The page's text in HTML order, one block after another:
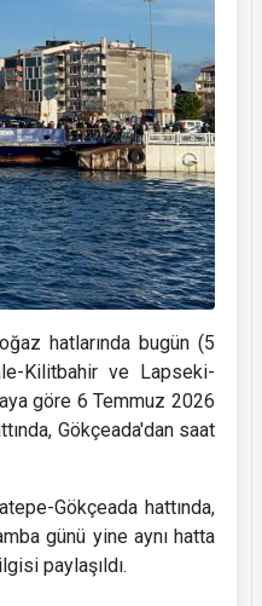
hatlarında bugün (5
Kilitbahir ve Lapseki-
göre 6 Temmuz 2026
Gökçeada'dan saat
Gökçeada hattında,
günü yine aynı hatta
paylaşıldı.